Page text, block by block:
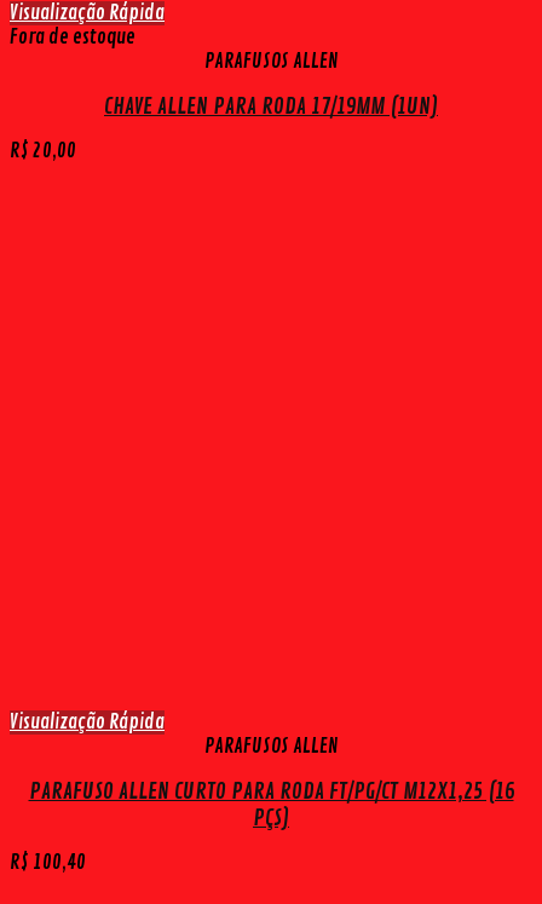
Visualização Rápida
Fora de estoque
PARAFUSOS ALLEN
CHAVE ALLEN PARA RODA 17/19MM (1UN)
R$ 20,00
Visualização Rápida
PARAFUSOS ALLEN
PARAFUSO ALLEN CURTO PARA RODA FT/PG/CT M12X1,25 (16
PÇS)
R$ 100,40